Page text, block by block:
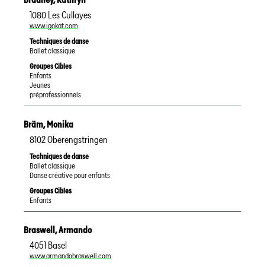
1080 Les Cullayes
www.igokat.com
Techniques de danse
Ballet classique
Groupes Cibles
Enfants
Jeunes
préprofessionnels
Bräm,Monika
8102Oberengstringen
Techniques de danse
Ballet classique
Danse créative pour enfants
Groupes Cibles
Enfants
Braswell,Armando
4051 Basel
www.armandobraswell.com